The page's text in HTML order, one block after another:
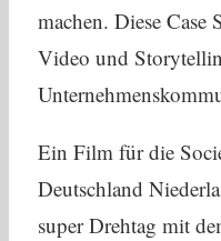
machen. Diese
Video und
Ein Film für die
Deutschland
super Drehtag mit